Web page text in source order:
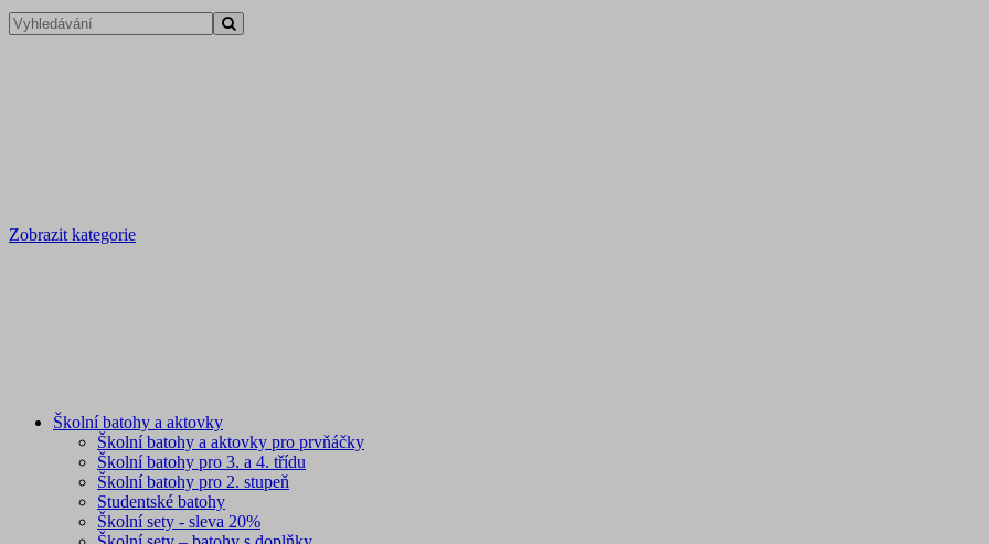
Zobrazit kategorie
Školní batohy a aktovky
Školní batohy a aktovky pro prvňáčky
Školní batohy pro 3. a 4. třídu
Školní batohy pro 2. stupeň
Studentské batohy
Školní sety - sleva 20%